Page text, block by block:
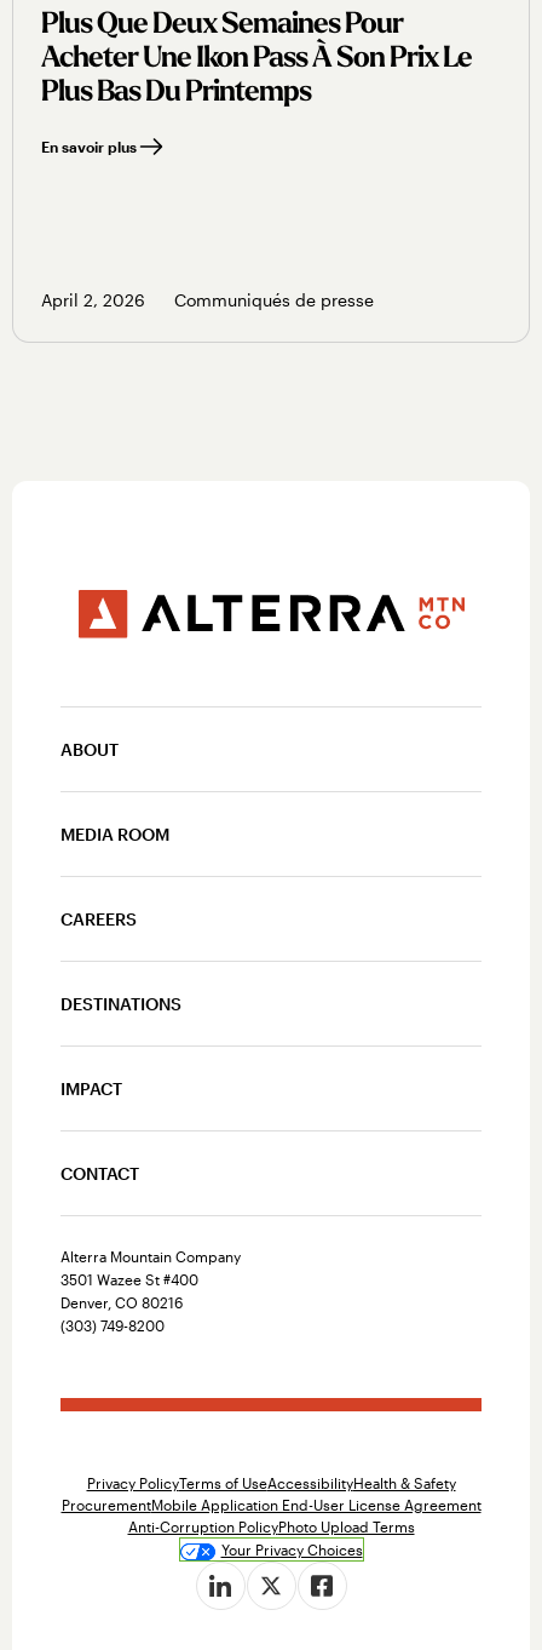
Plus Que Deux Semaines Pour
Acheter Une Ikon Pass À Son Prix Le
Plus Bas Du Printemps
En savoir plus
April 2, 2026 Communiqués de presse
ABOUT
MEDIA ROOM
CAREERS
DESTINATIONS
IMPACT
CONTACT
Alterra Mountain Company
3501 Wazee St #400
Denver, CO 80216
(303) 749-8200
Privacy PolicyTerms of UseAccessibilityHealth & Safety
ProcurementMobile Application End-User License Agreement
Anti-Corruption PolicyPhoto Upload Terms
Your Privacy Choices